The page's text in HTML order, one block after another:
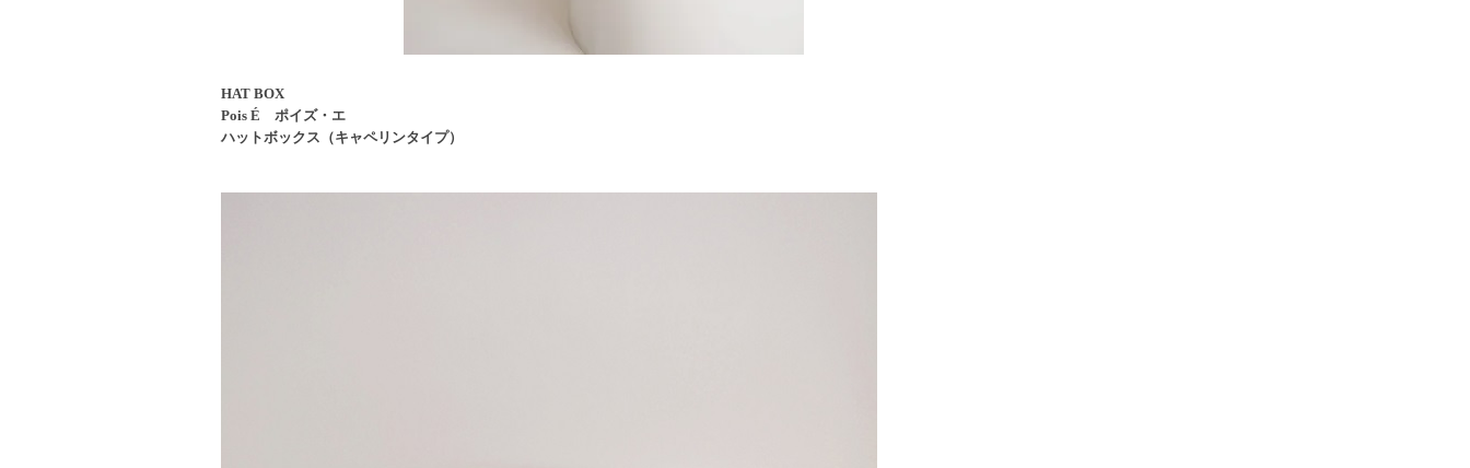
HAT BOX
Pois É ポイズ・エ
ハットボックス（キャペリンタイプ）